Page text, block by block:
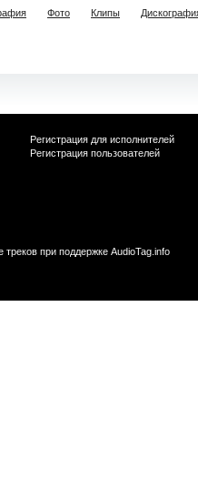
Фото Клипы
Регистрация для исполнителей
Регистрация пользователей
треков при поддержке AudioTag.info